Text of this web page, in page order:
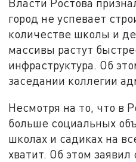
город не успевает
количестве школы и
массивы растут
инфраструктура. Об
заседании коллегии
Несмотря на то, что в
больше социальных
школах и садиках на
хватит. Об этом